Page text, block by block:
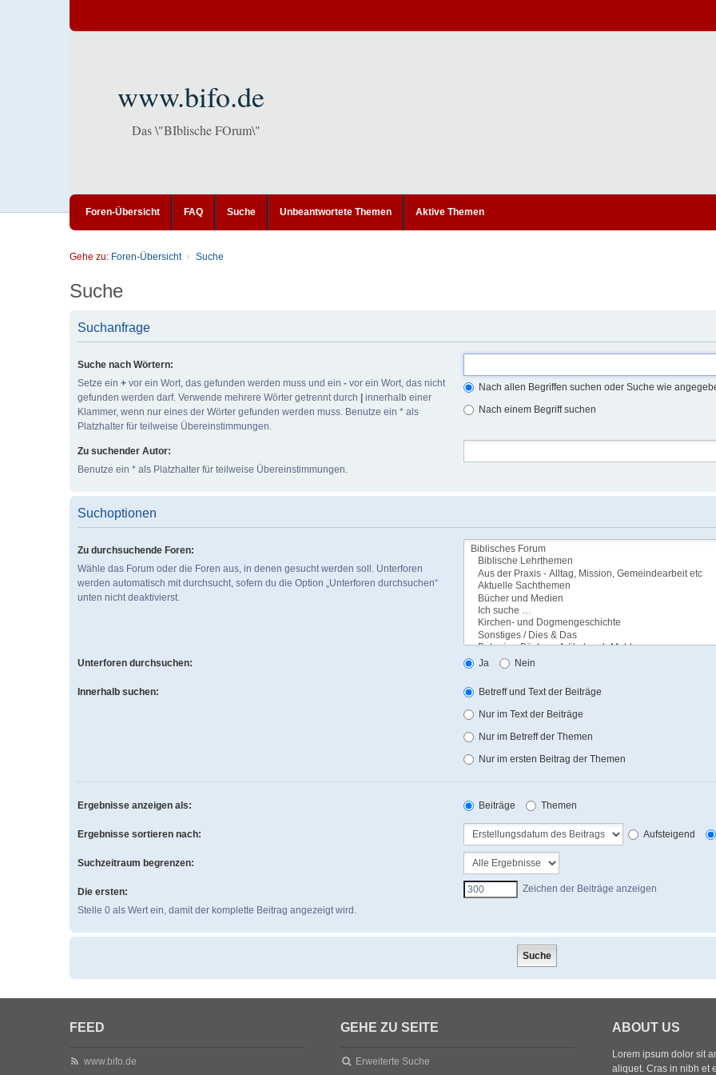
www.bifo.de
Das \"BIblische FOrum\"
Foren-Übersicht FAQ Suche Unbeantwortete Themen Aktive Themen
Gehe zu: Foren-Übersicht Suche
Suche
Suchanfrage
Suche nach Wörtern:
Setze ein + vor ein Wort, das gefunden werden muss und ein - vor ein Wort, das nicht
gefunden werden darf. Verwende mehrere Wörter getrennt durch
innerhalb einer
Klammer, wenn nur eines der Wörter gefunden werden muss. Benutze ein * als
Platzhalter für teilweise Übereinstimmungen.
Nach allen Begriffen suchen oder Suche wie
Nach einem Begriff suchen
Zu suchender Autor:
Benutze ein * als Platzhalter für teilweise Übereinstimmungen.
Suchoptionen
Zu durchsuchende Foren:
Wähle das Forum oder die Foren aus, in denen gesucht werden soll. Unterforen
werden automatisch mit durchsucht, sofern du die Option „Unterforen durchsuchen“
unten nicht deaktivierst.
Unterforen durchsuchen: Ja Nein
Innerhalb suchen:
Betreff und Text der Beiträge
Nur im Text der Beiträge
Nur im Betreff der Themen
Nur im ersten Beitrag der Themen
Ergebnisse anzeigen als: Beiträge Themen
Ergebnisse sortieren nach: Aufsteigend
Suchzeitraum begrenzen:
Die ersten:
Stelle 0 als Wert ein, damit der komplette Beitrag angezeigt wird.
Zeichen der Beiträge anzeigen
FEED
www.bifo.de
GEHE ZU SEITE
Erweiterte Suche
ABOUT US
Lorem ipsum dolor sit
aliquet. Cras in nibh et